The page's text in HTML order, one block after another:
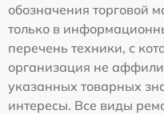
обозначения торговой
только в
перечень техники, с
организация не
указанных товарных
интересы. Все виды